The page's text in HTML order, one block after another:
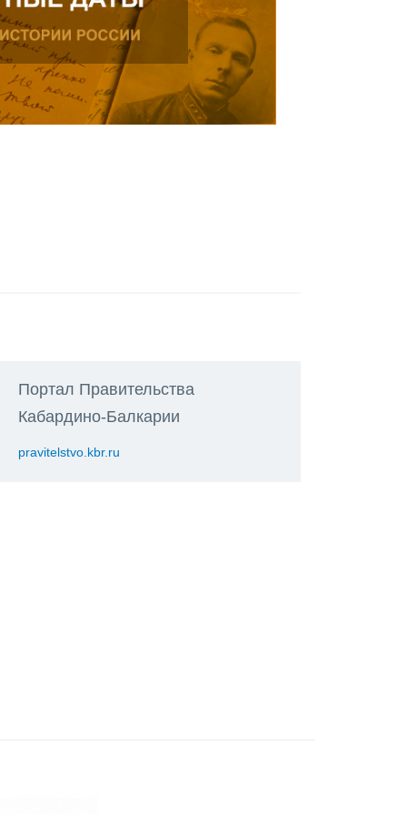
Портал Правительства
Кабардино-Балкарии
pravitelstvo.kbr.ru